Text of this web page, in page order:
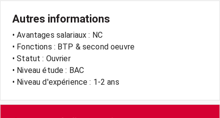
Autres informations
• Avantages salariaux : NC
• Fonctions : BTP & second oeuvre
• Statut : Ouvrier
• Niveau étude : BAC
• Niveau d'expérience : 1-2 ans